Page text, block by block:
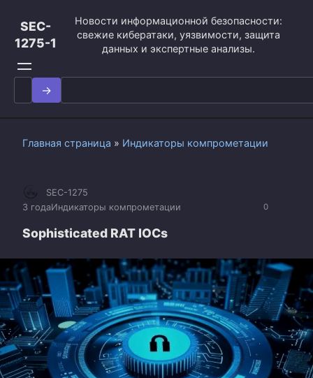
контенту
SEC-
1275-1
Новости информационной безопасности:
свежие кибератаки, уязвимости, защита
данных и экспертные анализы.
Search
for:
Главная страница » Индикаторы компрометации
0
SEC-1275
3 годаИндикаторы компрометации
Sophisticated RAT IOCs